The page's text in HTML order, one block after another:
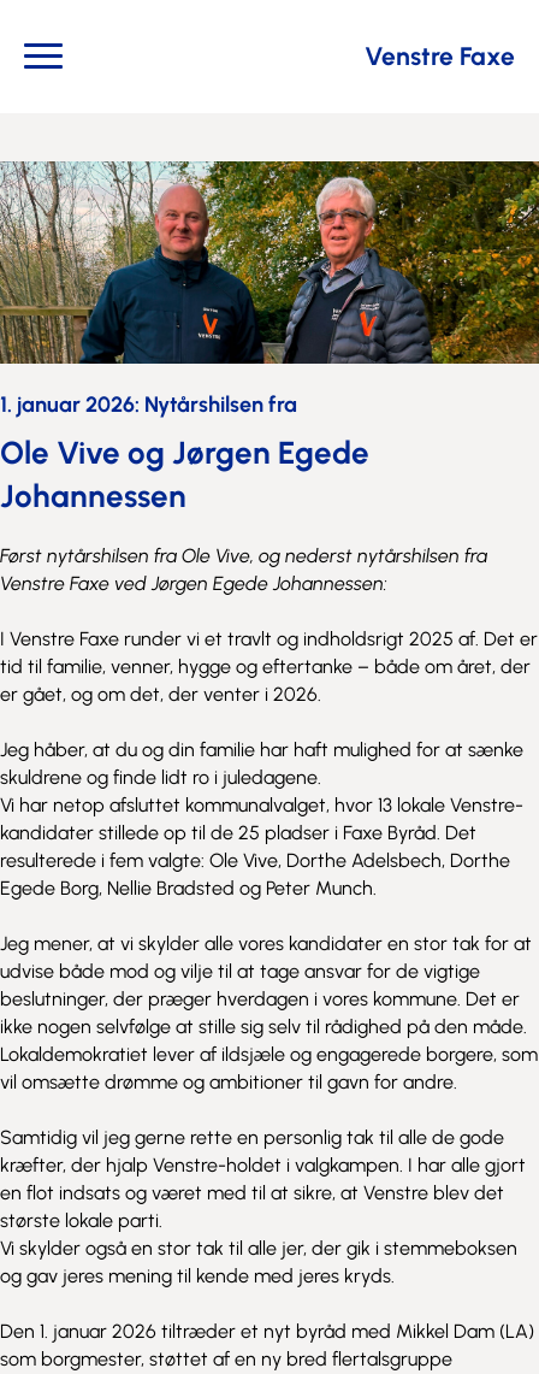
Venstre Faxe
1. januar 2026: Nytårshilsen fra
Ole Vive og Jørgen Egede
Johannessen
Først nytårshilsen fra Ole Vive, og nederst nytårshilsen fra
Venstre Faxe ved Jørgen Egede Johannessen:
I Venstre Faxe runder vi et travlt og indholdsrigt 2025 af. Det er
tid til familie, venner, hygge og eftertanke – både om året, der
er gået, og om det, der venter i 2026.
Jeg håber, at du og din familie har haft mulighed for at sænke
skuldrene og finde lidt ro i juledagene.
Vi har netop afsluttet kommunalvalget, hvor 13 lokale Venstre-
kandidater stillede op til de 25 pladser i Faxe Byråd. Det
resulterede i fem valgte: Ole Vive, Dorthe Adelsbech, Dorthe
Egede Borg, Nellie Bradsted og Peter Munch.
Jeg mener, at vi skylder alle vores kandidater en stor tak for at
udvise både mod og vilje til at tage ansvar for de vigtige
beslutninger, der præger hverdagen i vores kommune. Det er
ikke nogen selvfølge at stille sig selv til rådighed på den måde.
Lokaldemokratiet lever af ildsjæle og engagerede borgere, som
vil omsætte drømme og ambitioner til gavn for andre.
Samtidig vil jeg gerne rette en personlig tak til alle de gode
kræfter, der hjalp Venstre-holdet i valgkampen. I har alle gjort
en flot indsats og været med til at sikre, at Venstre blev det
største lokale parti.
Vi skylder også en stor tak til alle jer, der gik i stemmeboksen
og gav jeres mening til kende med jeres kryds.
Den 1. januar 2026 tiltræder et nyt byråd med Mikkel Dam (LA)
som borgmester, støttet af en ny bred flertalsgruppe